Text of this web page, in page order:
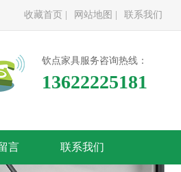
收藏首页 | 网站地图 | 联系我们
钦点家具服务咨询热线：
13622225181
言 联系我们